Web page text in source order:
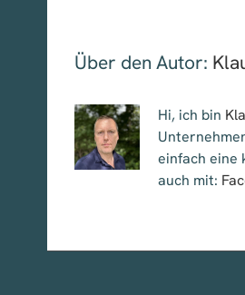
Über den Autor:
Hi, ich bin
einfach eine
auch mit: